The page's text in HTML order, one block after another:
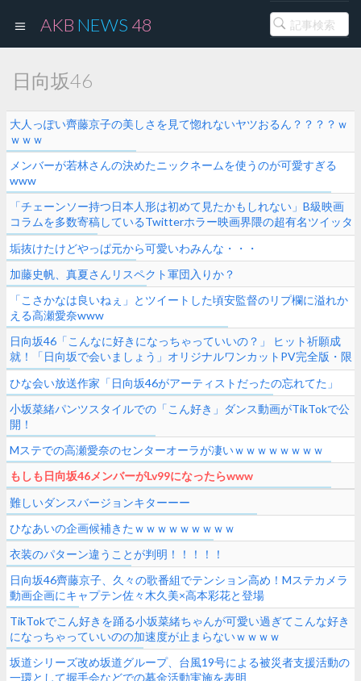
AKB NEWS 48
日向坂46
大人っぽい齊藤京子の美しさを見て惚れないヤツおるん？？？？ｗ
ｗｗｗ
メンバーが若林さんの決めたニックネームを使うのが可愛すぎる
www
「チェーンソー持つ日本人形は初めて見たかもしれない」B級映画
コラムを多数寄稿しているTwitterホラー映画界隈の超有名ツイッタ
ラー、日向坂46小坂菜緒主演映画『恐怖人形』を取り上げバズる
垢抜けたけどやっぱ元から可愛いわみんな・・・
加藤史帆、真夏さんリスペクト軍団入りか？
「こさかなは良いねぇ」とツイートした頃安監督のリプ欄に溢れか
える高瀬愛奈www
日向坂46「こんなに好きになっちゃっていいの？」 ヒット祈願成
就！「日向坂で会いましょう」オリジナルワンカットPV完全版・限
定公開
ひな会い放送作家「日向坂46がアーティストだったの忘れてた」
小坂菜緒パンツスタイルでの「こん好き」ダンス動画がTikTokで公
開！
Mステでの高瀬愛奈のセンターオーラが凄いｗｗｗｗｗｗｗｗ
もしも日向坂46メンバーがLv99になったらwww
難しいダンスバージョンキターーー
ひなあいの企画候補きたｗｗｗｗｗｗｗｗｗ
衣装のパターン違うことが判明！！！！！
日向坂46齊藤京子、久々の歌番組でテンション高め！Mステカメラ
動画企画にキャプテン佐々木久美×高本彩花と登場
TikTokでこん好きを踊る小坂菜緒ちゃんが可愛い過ぎてこんな好き
になっちゃっていいのの加速度が止まらないｗｗｗｗ
坂道シリーズ改め坂道グループ、台風19号による被災者支援活動の
一環として握手会などでの募金活動実施を表明